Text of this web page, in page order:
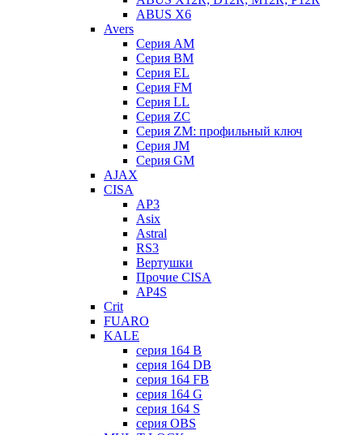
ABUS X6
Avers
Серия AM
Серия BM
Серия EL
Серия FM
Серия LL
Серия ZC
Серия ZM: профильный ключ
Серия JM
Серия GM
AJAX
CISA
AP3
Asix
Astral
RS3
Вертушки
Прочие CISA
AP4S
Crit
FUARO
KALE
серия 164 B
серия 164 DB
серия 164 FB
серия 164 G
серия 164 S
серия OBS